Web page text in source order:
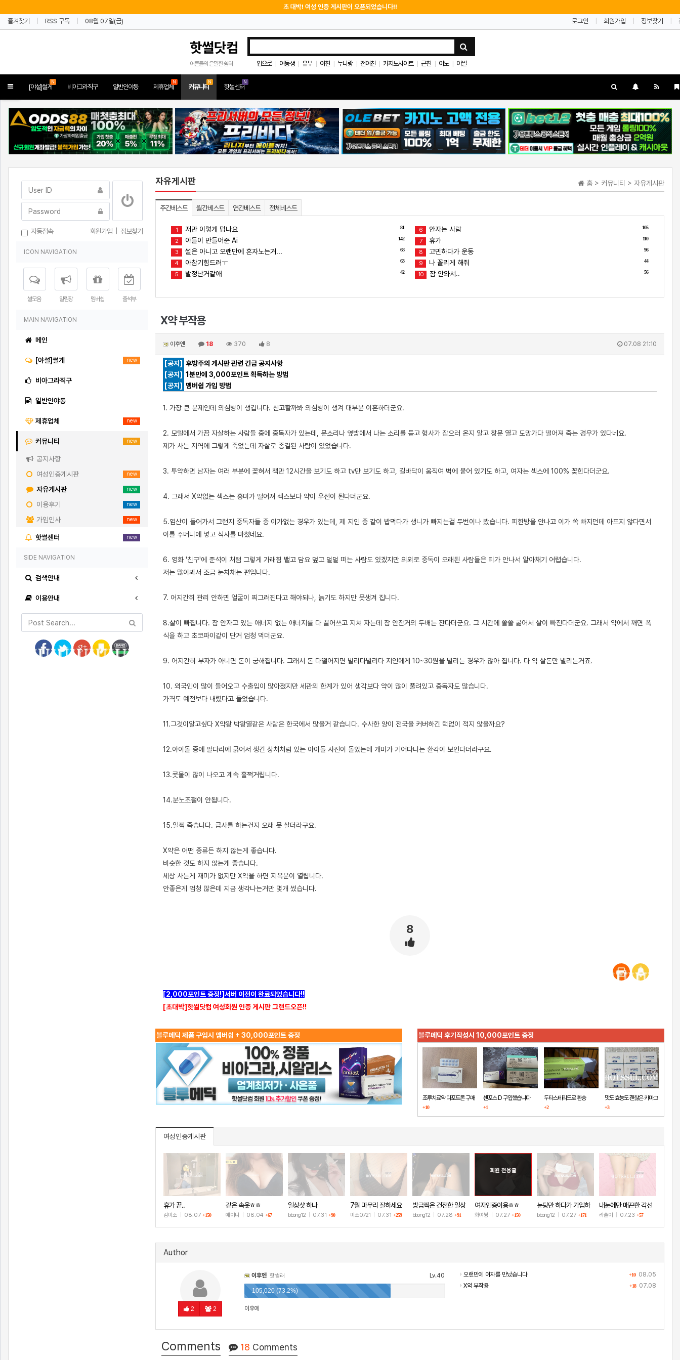
초 대박! 여성 인증 게시판이 오픈되었습니다!!
즐겨찾기
RSS 구독 08월 07일(금) 로그인 회원가입 정보찾기
핫썰닷컴
어른들의 은밀한 쉼터 입으로 여동생 유부 여친 누나랑 전여친 카지노사이트 근친 야노 야썰
Toggle[야설]썰게
N
비아그라직구 일반인야동 제휴업체
N
커뮤니티
N
핫썰센터
N
홈 > 커뮤니티 > 자유게시판
자유게시판
주간베스트 월간베스트 연간베스트 전체베스트
81
1 저만 이렇게 덥나요
142
2 아들이 만들어준 Ai
68
3 썰은 아니고 오랜만에 혼자노는거...
63
4 아참기힘드러ㅜ
42
5 발정난거같애
105
6 안자는 사람
110
7 휴가
96
8 고민하다가 운동
44
9 나 꼴리게 해줘
56
10 잠 안와서..
X약 부작용
이후엔 18 370 8 07.08 21:10
[공지] 후방주의 게시판 관련 긴급 공지사항
[공지] 1분만에 3,000포인트 획득하는 방법
[공지]
멤버쉽 가입 방법
1. 가장 큰 문제인데 의심병이 생깁니다. 신고할까봐 의심병이 생겨 대부분 이혼하더군요.
2. 모텔에서 가끔 자살하는 사람들 중에 중독자가 있는데, 문소리나 옆방에서 나는 소리를 듣고 형사가 잡으러 온지 알고 창문 열고 도망가다 떨어져 죽는 경우가 있다네요.
제가 사는 지역에 그렇게 죽었는데 자살로 종결된 사람이 있었습니다.
3. 투약하면 남자는 여러 부분에 꽂혀서 책만 12시간을 보기도 하고 tv만 보기도 하고, 길바닥이 움직여 벽에 붙어 있기도 하고, 여자는 섹스에 100% 꽂힌다더군요.
4. 그래서 X약없는 섹스는 흥미가 떨어져 섹스보다 약이 우선이 된다더군요.
5.염산이 들어가서 그런지 중독자들 중 이가없는 경우가 있는데, 제 지인 중 같이 밥먹다가 생니가 빠지는걸 두번이나 봤습니다. 피한방울 안나고 이가 쏙 빠지던데 아프지 않다면서
이를 주머니에 넣고 식사를 마쳤네요.
6. 영화 '친구'에 준석이 처럼 그렇게 가래침 뱉고 담요 덮고 덜덜 떠는 사람도 있겠지만 의외로 중독이 오래된 사람들은 티가 안나서 알아채기 어렵습니다.
저는 많이봐서 조금 눈치채는 편입니다.
7. 어지간히 관리 안하면 얼굴이 찌그러진다고 해야되나, 늙기도 하지만 못생겨 집니다.
8.살이 빠집니다. 잠 안자고 있는 애너지 없는 애너지를 다 끌어쓰고 지쳐 자는데 잠 안잔거의 두배는 잔다더군요. 그 시간에 쫄쫄 굶어서 살이 빠진다더군요. 그래서 약에서 깨면 폭
식을 하고 초코파이같이 단거 엄청 먹더군요.
9. 어지간히 부자가 아니면 돈이 궁해집니다. 그래서 돈 다떨어지면 빌리다빌리다 지인에게 10~30원을 빌리는 경우가 많아 집니다. 다 약 살돈만 빌리는거죠.
10. 외국인이 많이 들어오고 수출입이 많아졌지만 세관의 한계가 있어 생각보다 약이 많이 풀려있고 중독자도 많습니다.
가격도 예전보다 내렸다고 들었습니다.
11.그것이알고싶다 X약왕 박왕열같은 사람은 한국에서 많을거 같습니다. 수사한 양이 전국을 커버하긴 턱없이 적지 않을까요?
12.아이돌 중에 팔다리에 긁어서 생긴 상처처럼 있는 아이돌 사진이 돌았는데 개미가 기어다니는 환각이 보인다더라구요.
13.콧물이 많이 나오고 계속 훌쩍거립니다.
14.분노조절이 안됩니다.
15.일찍 죽습니다. 급사를 하는건지 오래 못 살더라구요.
X약은 어떤 종류든 하지 않는게 좋습니다.
비슷한 것도 하지 않는게 좋습니다.
세상 사는게 재미가 없지만 X약을 하면 지옥문이 열립니다.
안좋은게 엄청 많은데 지금 생각나는거만 몇개 썼습니다.
8
[2,000포인트 증정!]서버 이전이 완료되었습니다!!
[초대박]핫썰닷컴 여성회원 인증 게시판 그랜드오픈!!
블루메딕 제품 구입시 멤버쉽 + 30,000포인트 증정 블루메딕 후기작성시 10,000포인트 증정
조루치료약 다포트론 구매
했습니다
+10
센포스 D 구입했습니다
+1
두타스테리드로 환승
+2
맛도 효능도 괜찮은 카마그
라
+3
여성인증게시판
휴가 끝..
김미소 08.07 +150
같은 속옷ㅎㅎ
예이니 08.04 +67
일상샷 하나
bbong12 07.31 +90
7월 마무리 잘하세요
🫶
미소0721 07.31 +259
방금찍은 건전한 일상
샷
bbong12 07.28 +91
회원 전용글
여자인증이용ㅎㅎ
화여뉭 07.27 +150
눈팅만 하다가 가입하
고 인증!
bbong12 07.27 +171
내눈에만 매끈한 각선
미
리슬이 07.23 +57
Author
2 2
Lv.40
이후엔 핫썰러
105,020 (73.2%)
이후에
+10 08.05
오랜만에 여자를 만났습니다
+18 07.08
X약 부작용
Comments 18 Comments
자동접속 회원가입 정보찾기
ICON NAVIGATION
썰모음 알림장 멤버쉽 출석부
MAIN NAVIGATION
메인
[야설]썰게 new
비아그라직구
일반인야동
제휴업체 new
커뮤니티 new
공지사항
new
여성인증게시판
new
자유게시판
new
이용후기
new
가입인사
핫썰센터 new
SIDE NAVIGATION
검색안내
이용안내